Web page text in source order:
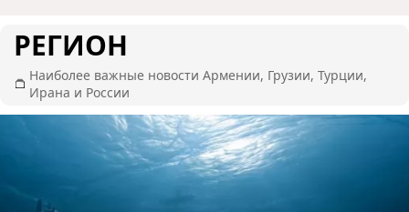
РЕГИОН
Наиболее важные новости Армении, Грузии, Турции,
Ирана и России